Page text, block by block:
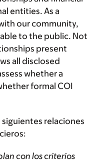
entities. As a
our community,
to the public. Not
present
all disclosed
whether a
formal COI
siguientes relaciones
con los criterios